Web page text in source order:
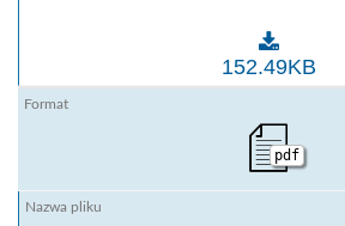
1806 Wietnam Okólnik 25 pl en
152.49KB
pdf